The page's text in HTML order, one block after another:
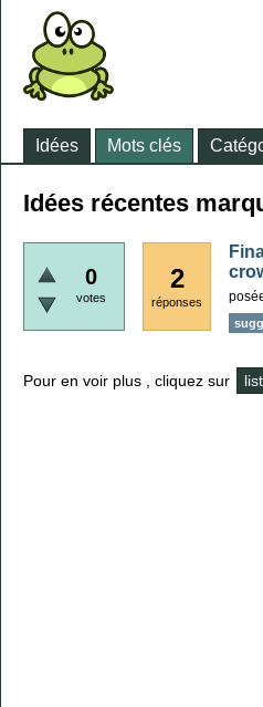
Idées Mots clés
Idées récentes
0
votes
2
réponses
Pour en voir plus , cliquez sur